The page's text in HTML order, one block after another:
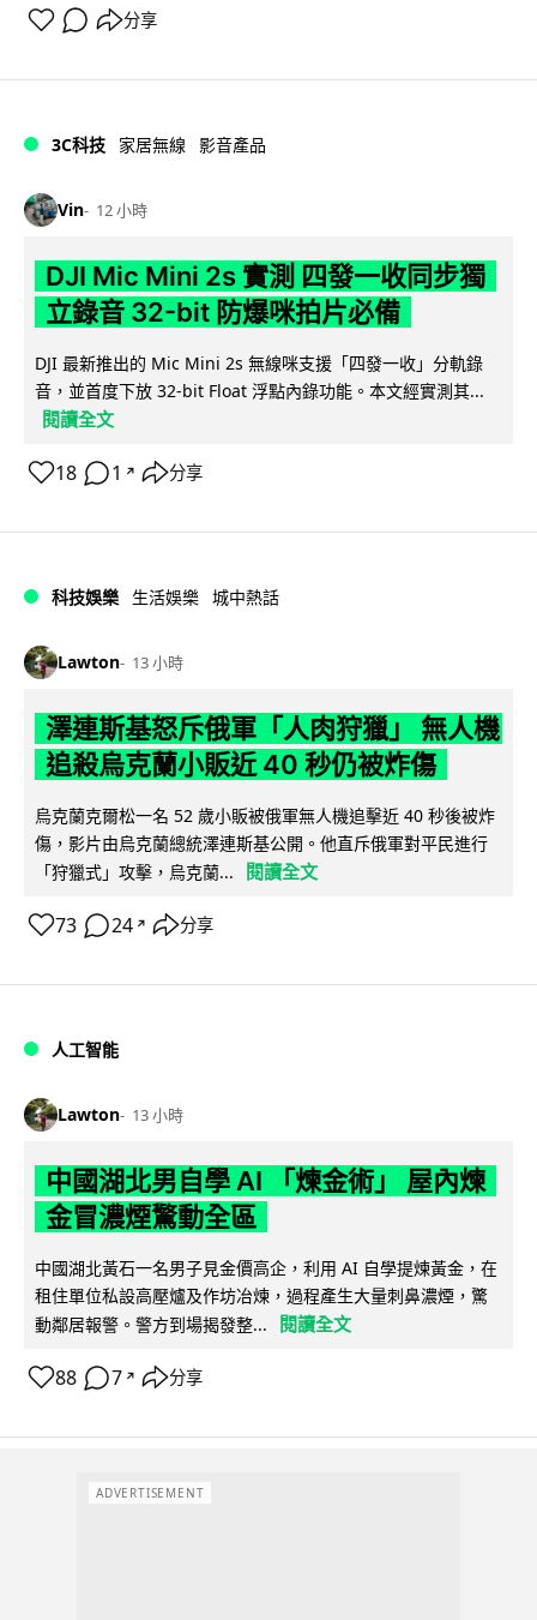
分享
3C科技 家居無線 影音產品
Vin 12 小時
DJI Mic Mini 2s 實測 四發一收同步獨
立錄音 32-bit 防爆咪拍片必備
DJI 最新推出的 Mic Mini 2s 無線咪支援「四發一收」分軌錄
音，並首度下放 32-bit Float 浮點內錄功能。本文經實測其...
閱讀全文
18 1 ↗ 分享
科技娛樂 生活娛樂 城中熱話
Lawton 13 小時
澤連斯基怒斥俄軍「人肉狩獵」 無人機
追殺烏克蘭小販近 40 秒仍被炸傷
烏克蘭克爾松一名 52 歲小販被俄軍無人機追擊近 40 秒後被炸
傷，影片由烏克蘭總統澤連斯基公開。他直斥俄軍對平民進行
「狩獵式」攻擊，烏克蘭...
閱讀全文
73 24 ↗ 分享
人工智能
Lawton 13 小時
中國湖北男自學 AI 「煉金術」 屋內煉
金冒濃煙驚動全區
中國湖北黃石一名男子見金價高企，利用 AI 自學提煉黃金，在
租住單位私設高壓爐及作坊冶煉，過程產生大量刺鼻濃煙，驚
動鄰居報警。警方到場揭發整...
閱讀全文
88 7 ↗ 分享
ADVERTISEMENT